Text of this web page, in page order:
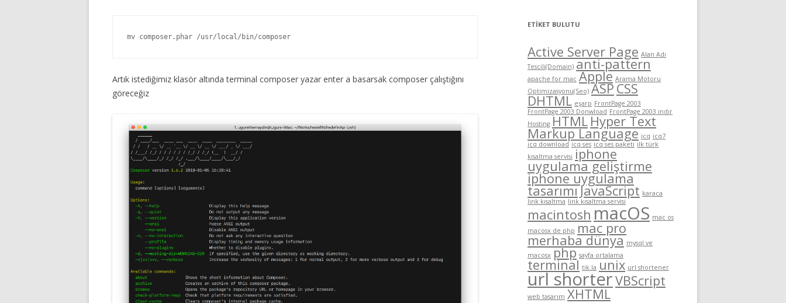
mv composer.phar /usr/local/bin/composer
Artık istediğimiz klasör altında terminal composer yazar enter a basarsak composer çalıştığını
göreceğiz
ETIKET BULUTU
Active Server Page Alan Adı
Tescili(Domain) anti-pattern
apache for mac Apple Arama Motoru
Optimizasyonu(Seo) ASP CSS
DHTML eşarp FrontPage 2003
FrontPage 2003 Donwload FrontPage 2003 indir
Hosting HTML Hyper Text
Markup Language icq icq7
icq download icq ses icq ses paketi ilk türk
kısaltma servisi iphone
uygulama geliştirme
iphone uygulama
tasarımı JavaScript karaca
link kısaltma link kısaltma servisi
macintosh macOS mac os
macosx de php mac pro
merhaba dünya mysql ve
macosx php sayfa ortalama
terminal tik.la unix url shortener
url shorterVBScript
web tasarım XHTML